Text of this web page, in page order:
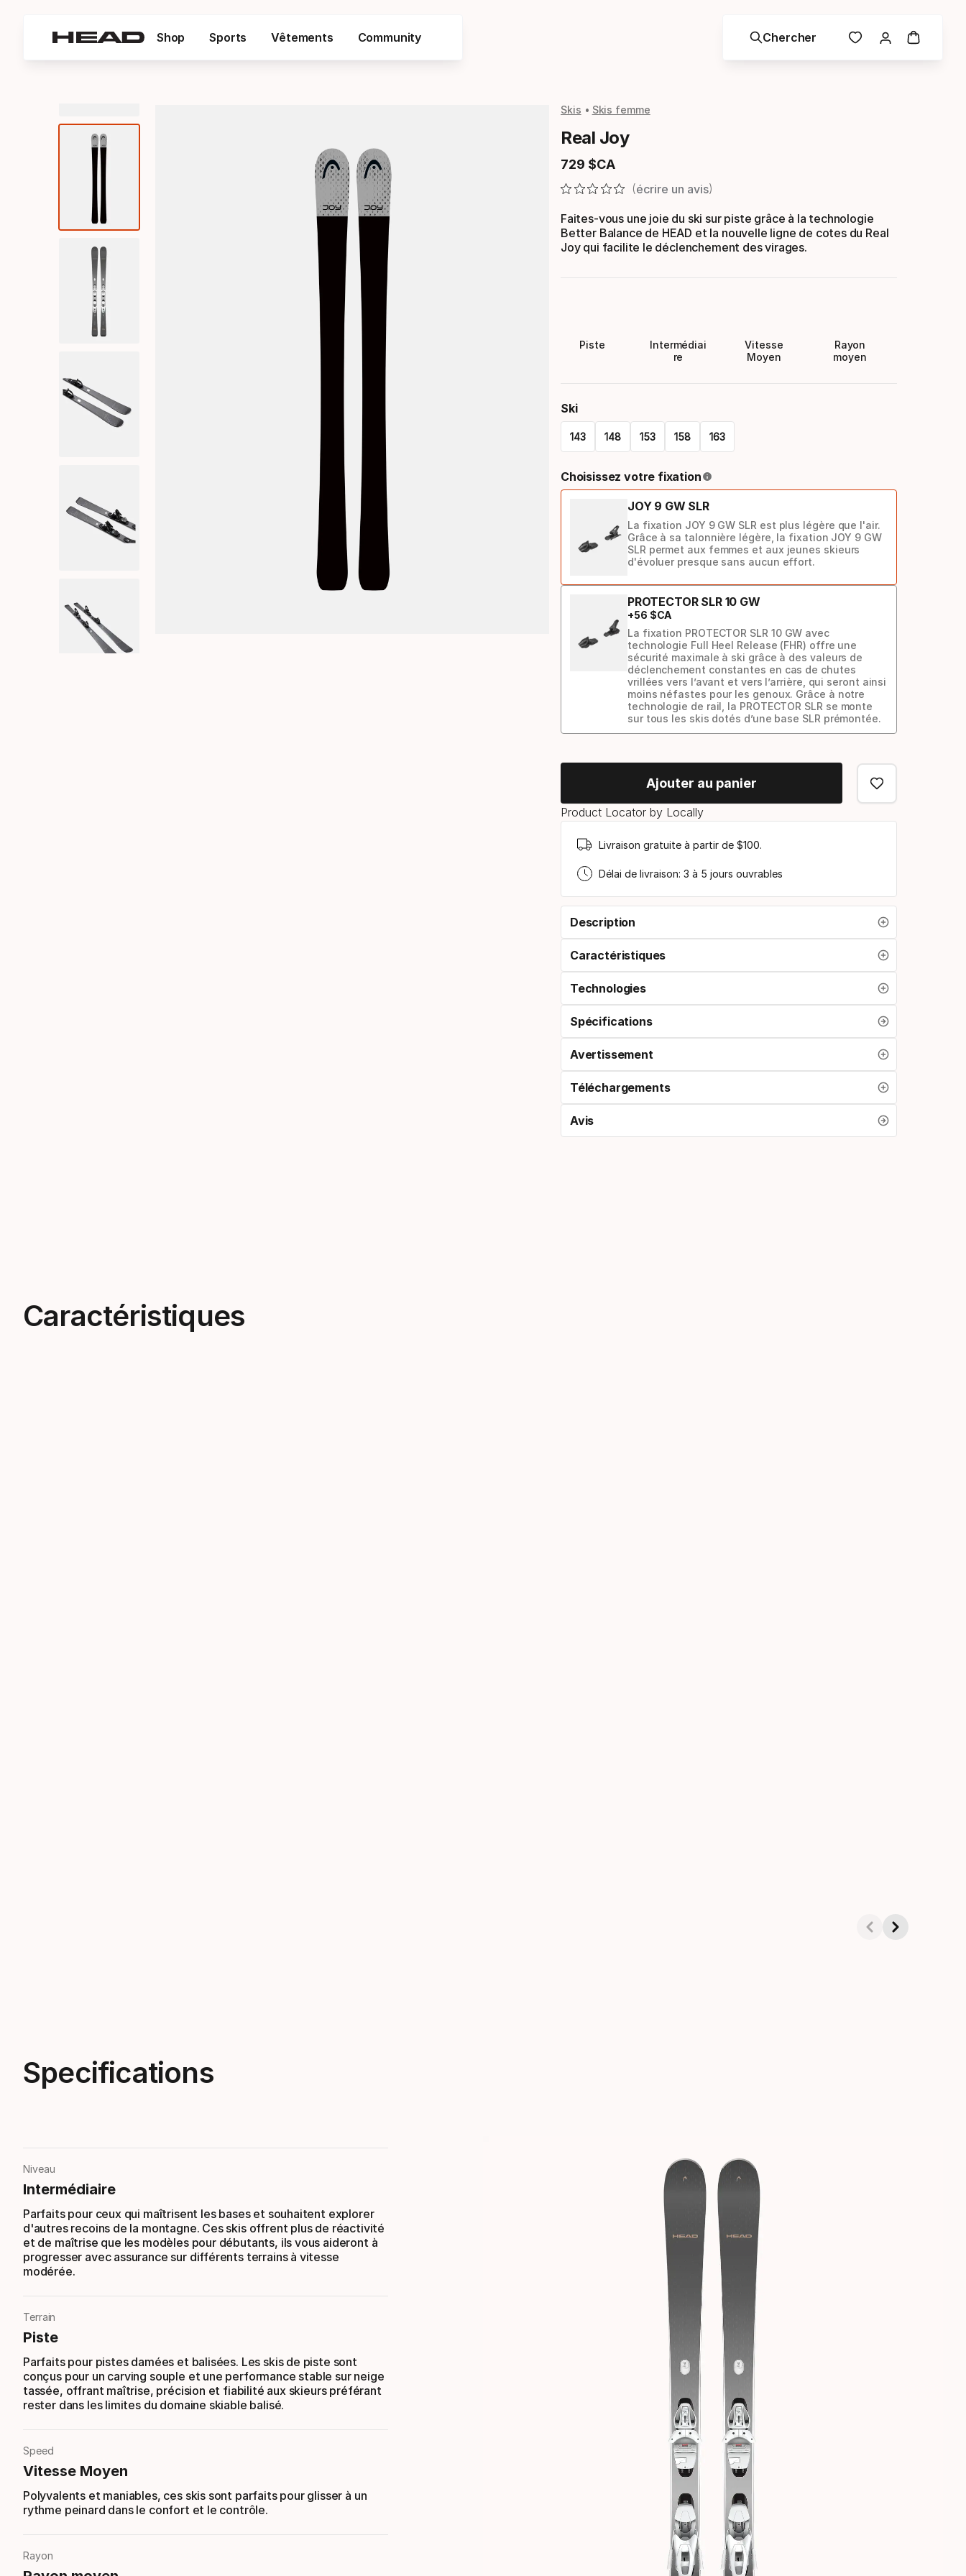
Shop Sports Vêtements Community Chercher
Skis Skis femme
Real Joy
729 $CA
Prix final
écrire un avis
Faites-vous une joie du ski sur piste grâce à la technologie
Better Balance de HEAD et la nouvelle ligne de cotes du Real
Joy qui facilite le déclenchement des virages.
Piste
Intermédiai
re
Vitesse
Moyen
Rayon
moyen
Ski
143 148 153 158 163
select
Choisissez votre fixation
JOY 9 GW SLR
La fixation JOY 9 GW SLR est plus légère que l'air.
Grâce à sa talonnière légère, la fixation JOY 9 GW
SLR permet aux femmes et aux jeunes skieurs
d'évoluer presque sans aucun effort.
PROTECTOR SLR 10 GW
+56 $CA
La fixation PROTECTOR SLR 10 GW avec
technologie Full Heel Release (FHR) offre une
sécurité maximale à ski grâce à des valeurs de
déclenchement constantes en cas de chutes
vrillées vers l’avant et vers l’arrière, qui seront ainsi
moins néfastes pour les genoux. Grâce à notre
technologie de rail, la PROTECTOR SLR se monte
sur tous les skis dotés d’une base SLR prémontée.
de
Ajouter au panier
Product Locator by Locally
Livraison gratuite à partir de $100.
Délai de livraison: 3 à 5 jours ouvrables
Description
Caractéristiques
Technologies
Spécifications
Avertissement
Téléchargements
Avis
Caractéristiques
Specifications
Niveau
Intermédiaire
Parfaits pour ceux qui maîtrisent les bases et souhaitent explorer
d'autres recoins de la montagne. Ces skis offrent plus de réactivité
et de maîtrise que les modèles pour débutants, ils vous aideront à
progresser avec assurance sur différents terrains à vitesse
modérée.
Terrain
Piste
Parfaits pour pistes damées et balisées. Les skis de piste sont
conçus pour un carving souple et une performance stable sur neige
tassée, offrant maîtrise, précision et fiabilité aux skieurs préférant
rester dans les limites du domaine skiable balisé.
Speed
Vitesse Moyen
Polyvalents et maniables, ces skis sont parfaits pour glisser à un
rythme peinard dans le confort et le contrôle.
Rayon